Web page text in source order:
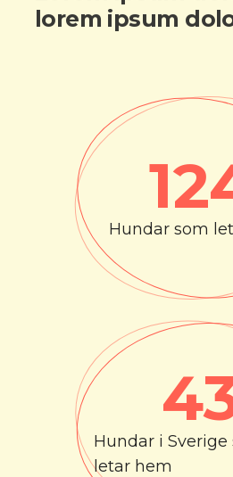
lorem ipsum
Hundar som
Hundar i Sverige
letar hem